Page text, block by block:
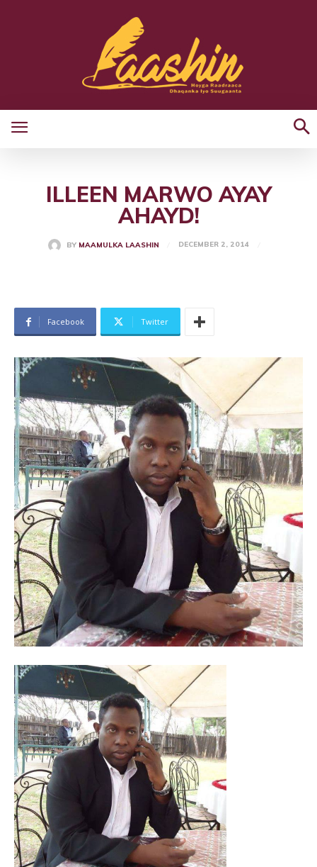
ILLEEN MARWO AYAY
AHAYD!
BY MAAMULKA LAASHIN DECEMBER 2, 2014
Facebook Twitter